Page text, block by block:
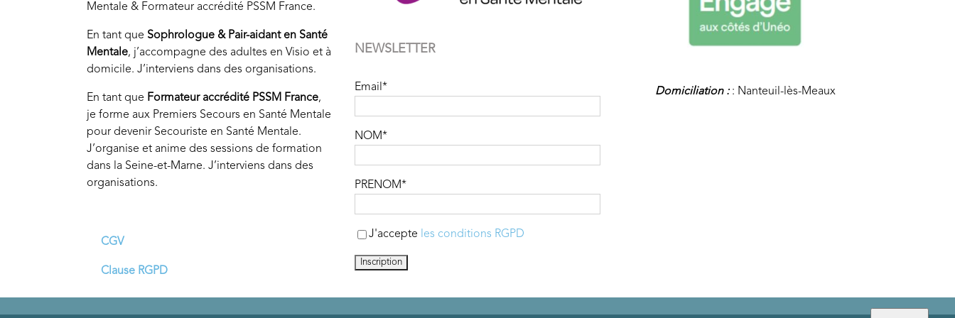
Mentale & Formateur accrédité PSSM France.
En tant que Sophrologue & Pair-aidant en Santé
Mentale, j’accompagne des adultes en Visio et à
domicile. J’interviens dans des organisations.
En tant que Formateur accrédité PSSM France,
je forme aux Premiers Secours en Santé Mentale
pour devenir Secouriste en Santé Mentale.
J’organise et anime des sessions de formation
dans la Seine-et-Marne. J’interviens dans des
organisations.
CGV
Clause RGPD
NEWSLETTER
Email*
NOM*
PRENOM*
J'accepte les conditions RGPD
Domiciliation : : Nanteuil-lès-Meaux